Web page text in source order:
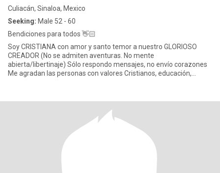
Culiacán, Sinaloa, Mexico
Seeking: Male 52 - 60
Bendiciones para todos 👋🏻
Soy CRISTIANA con amor y santo temor a nuestro GLORIOSO
CREADOR (No se admiten aventuras. No mente
abierta/libertinaje) Sólo respondo mensajes, no envío corazones
Me agradan las personas con valores Cristianos, educación,